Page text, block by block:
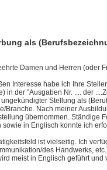
als
Damen und Herren (oder
Interesse habe ich Ihre
in der "Ausgaben Nr. .... der
Stellung als
Branche. Nach meiner
übernommen. Ständige
sowie in Englisch konnte ich
ist vielseitig. Ich
des Handwerks,
meist in Englisch geführt und